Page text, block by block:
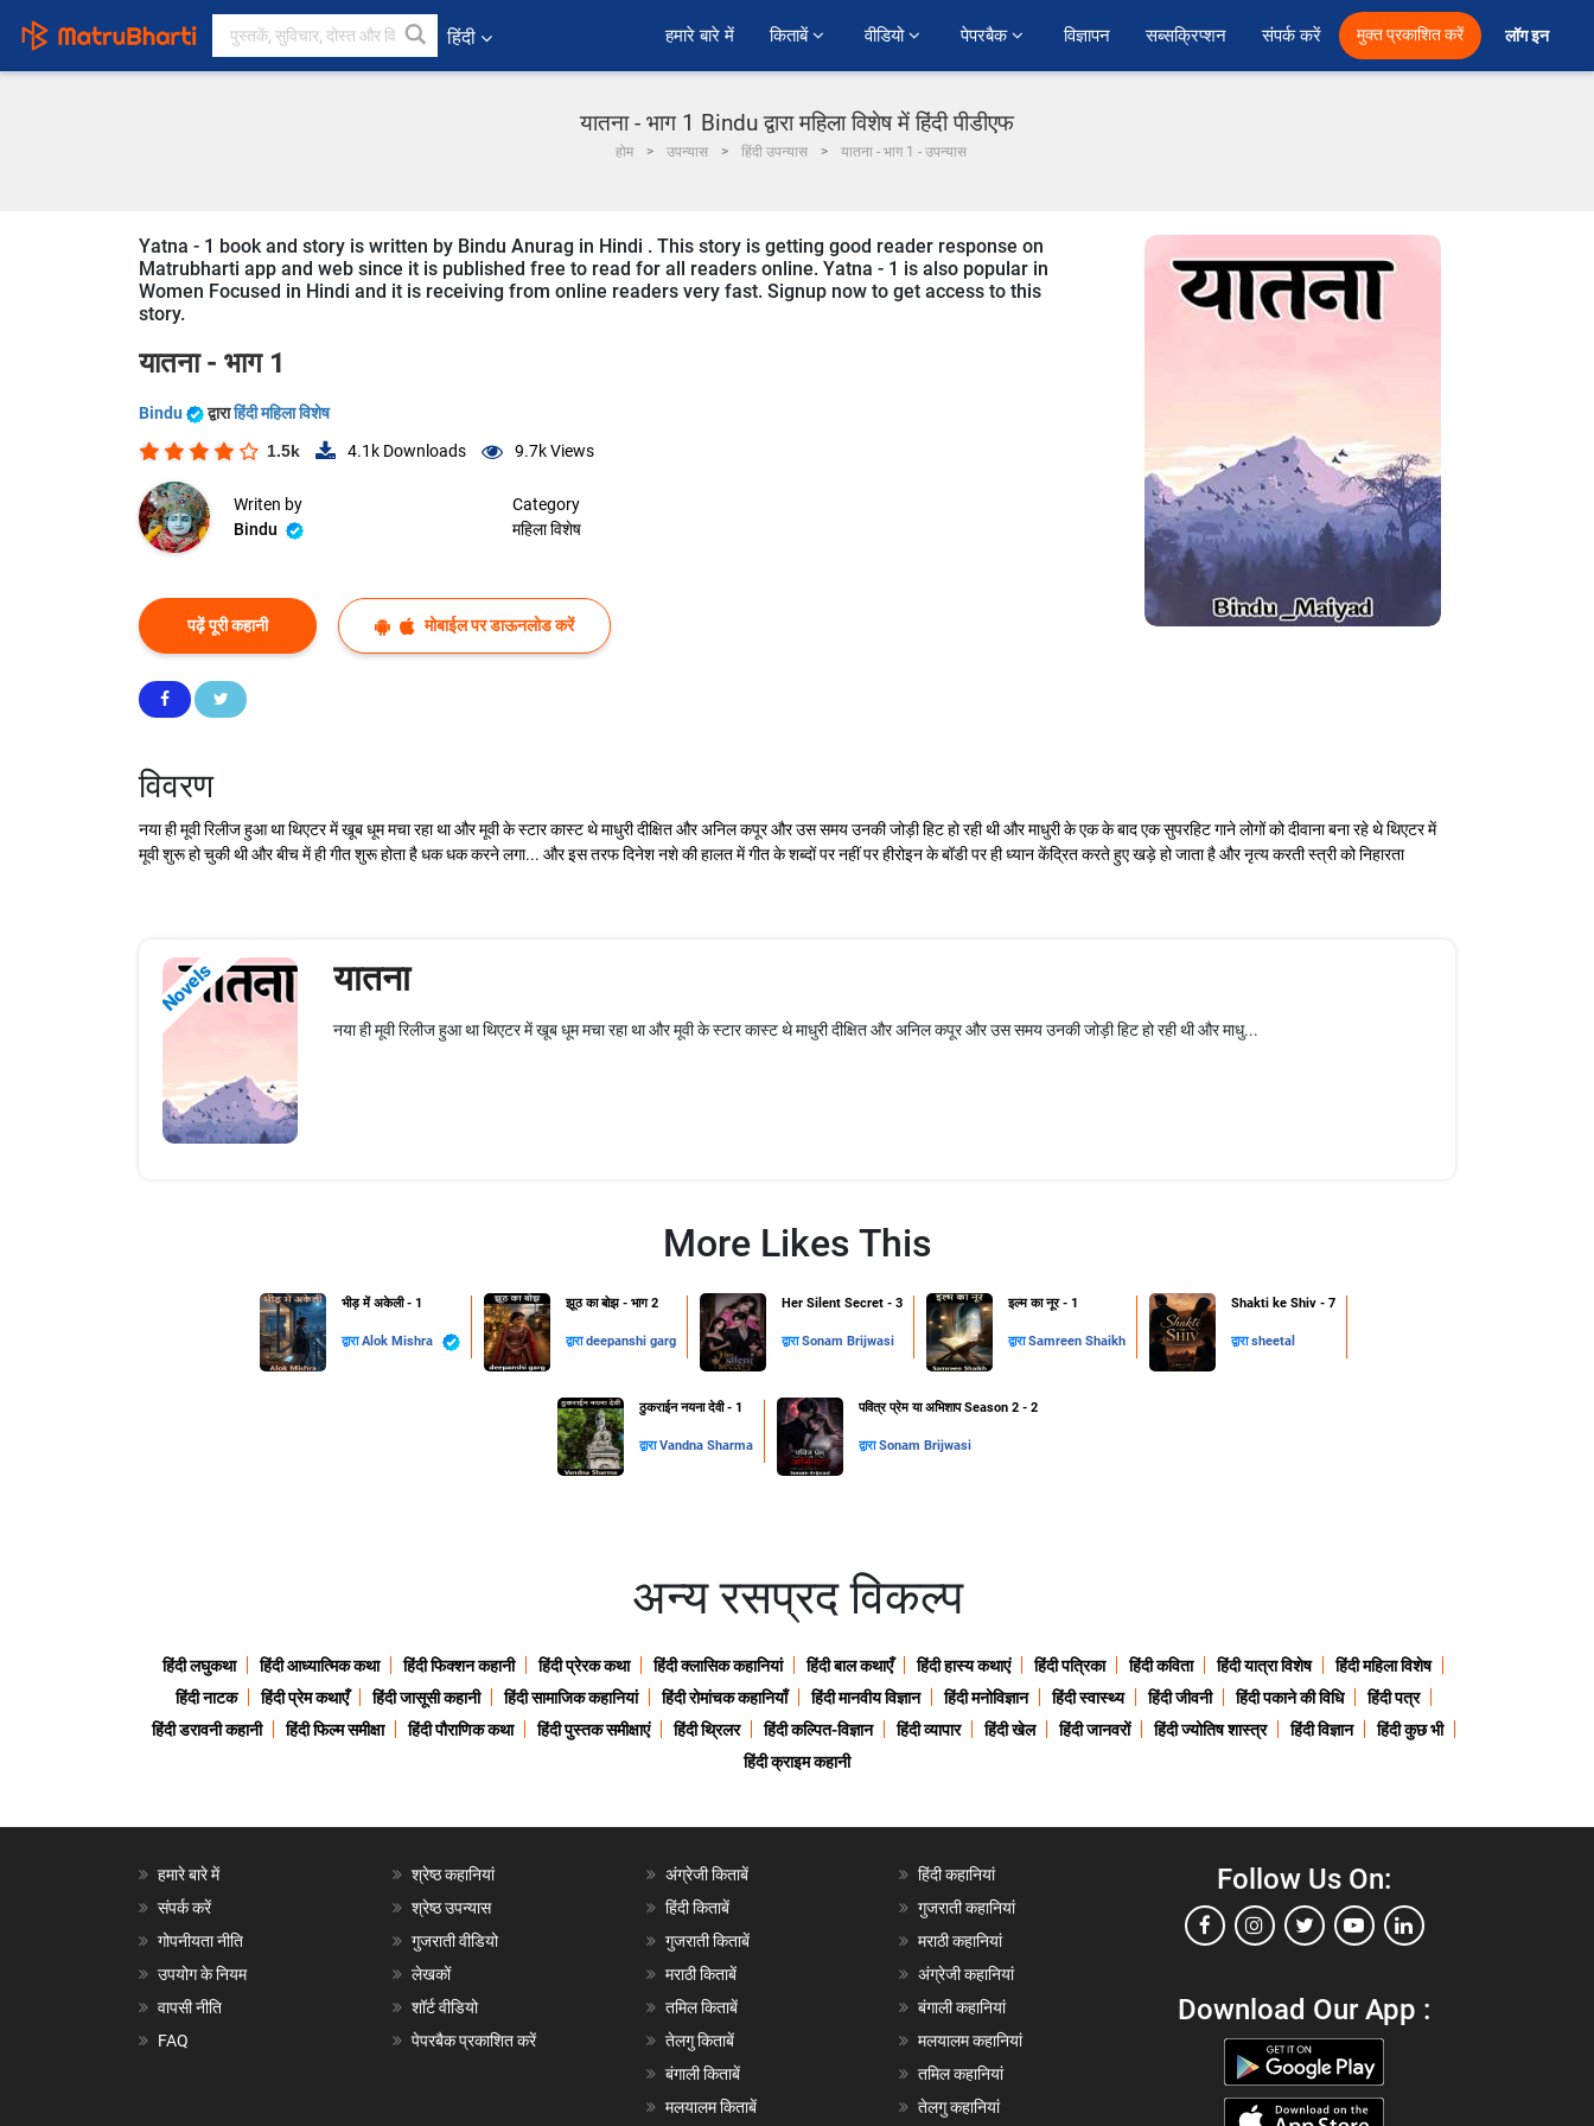
हिंदी हमारे बारे में किताबें वीडियो पेपरबैक विज्ञापन सब्सक्रिप्शन संपर्क करें मुक्त प्रकाशित करें लॉग इन
यातना - भाग 1 Bindu द्वारा महिला विशेष में हिंदी पीडीएफ
होम उपन्यास हिंदी उपन्यास यातना - भाग 1 - उपन्यास
Yatna - 1 book and story is written by Bindu Anurag in Hindi . This story is getting good reader response on
Matrubharti app and web since it is published free to read for all readers online. Yatna - 1 is also popular in
Women Focused in Hindi and it is receiving from online readers very fast. Signup now to get access to this
story.
यातना - भाग 1
Bindu द्वाराहिंदी महिला विशेष
1.5k 4.1k Downloads 9.7kViews
Writen by
Bindu
Category
महिला विशेष
पढ़ें पूरी कहानी मोबाईल पर डाऊनलोड करें
विवरण
नया ही मूवी रिलीज हुआ था थिएटर में खूब धूम मचा रहा था और मूवी के स्टार कास्ट थे माधुरी दीक्षित और अनिल कपूर और उस समय उनकी जोड़ी हिट हो रही थी और माधुरी के एक के बाद एक सुपरहिट गाने लोगों को दीवाना बना रहे थे थिएटर में
मूवी शुरू हो चुकी थी और बीच में ही गीत शुरू होता है धक धक करने लगा... और इस तरफ दिनेश नशे की हालत में गीत के शब्दों पर नहीं पर हीरोइन के बॉडी पर ही ध्यान केंद्रित करते हुए खड़े हो जाता है और नृत्य करती स्त्री को निहारता
Novels यातना
नया ही मूवी रिलीज हुआ था थिएटर में खूब धूम मचा रहा था और मूवी के स्टार कास्ट थे माधुरी दीक्षित और अनिल कपूर और उस समय उनकी जोड़ी हिट हो रही थी और माधु...
More Likes This
भीड़ में अकेली - 1
द्वाराAlok Mishra
झूठ का बोझ - भाग 2
द्वाराdeepanshi garg
Her Silent Secret - 3
द्वाराSonam Brijwasi
इल्म का नूर - 1
द्वाराSamreen Shaikh
Shakti ke Shiv - 7
द्वाराsheetal
ठुकराईन नयना देवी - 1
द्वाराVandna Sharma
पवित्र प्रेम या अभिशाप Season 2 - 2
द्वाराSonam Brijwasi
अन्य रसप्रद विकल्प
हिंदी लघुकथा हिंदी आध्यात्मिक कथा हिंदी फिक्शन कहानी हिंदी प्रेरक कथा हिंदी क्लासिक कहानियां हिंदी बाल कथाएँ हिंदी हास्य कथाएं हिंदी पत्रिका हिंदी कविता हिंदी यात्रा विशेष
हिंदी महिला विशेष
हिंदी नाटक
हिंदी प्रेम कथाएँ हिंदी जासूसी कहानी हिंदी सामाजिक कहानियां हिंदी रोमांचक कहानियाँ हिंदी मानवीय विज्ञान हिंदी मनोविज्ञान हिंदी स्वास्थ्य हिंदी जीवनी हिंदी पकाने की विधि
हिंदी पत्र
हिंदी डरावनी कहानी
हिंदी फिल्म समीक्षा हिंदी पौराणिक कथा हिंदी पुस्तक समीक्षाएं हिंदी थ्रिलर हिंदी कल्पित-विज्ञान हिंदी व्यापार हिंदी खेल हिंदी जानवरों हिंदी ज्योतिष शास्त्र हिंदी विज्ञान
हिंदी कुछ भी
हिंदी क्राइम कहानी
हमारे बारे में
संपर्क करें
गोपनीयता नीति
उपयोग के नियम
वापसी नीति
FAQ
श्रेष्ठ कहानियां
श्रेष्ठ उपन्यास
गुजराती वीडियो
लेखकों
शॉर्ट वीडियो
पेपरबैक प्रकाशित करें
अंग्रेजी किताबें
हिंदी किताबें
गुजराती किताबें
मराठी किताबें
तमिल किताबें
तेलगु किताबें
बंगाली किताबें
मलयालम किताबें
हिंदी कहानियां
गुजराती कहानियां
मराठी कहानियां
अंग्रेजी कहानियां
बंगाली कहानियां
मलयालम कहानियां
तमिल कहानियां
तेलगु कहानियां
Follow Us On:
Download Our App :